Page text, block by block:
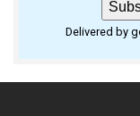
Delivered by